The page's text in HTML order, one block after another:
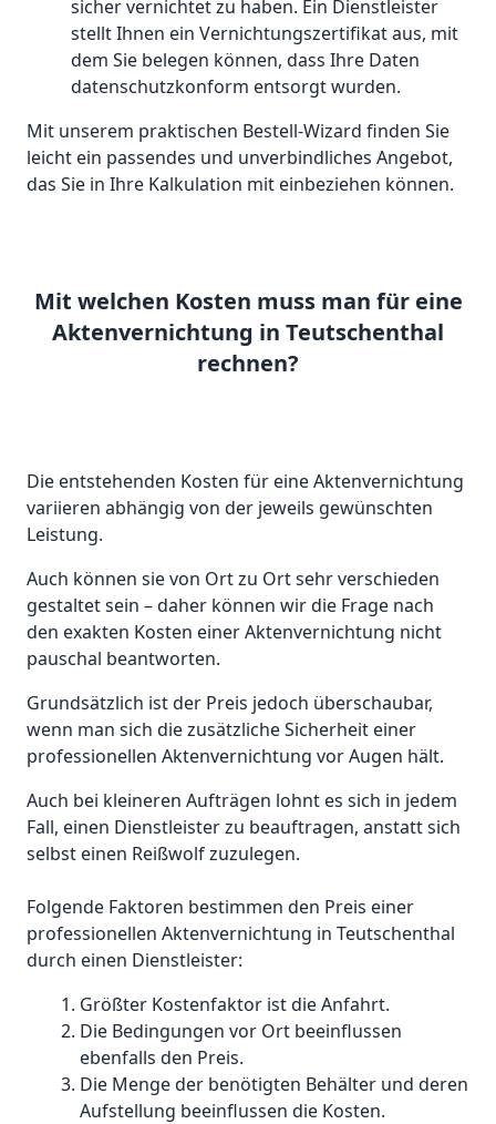
sicher vernichtet zu haben. Ein Dienstleister
stellt Ihnen ein Vernichtungszertifikat aus, mit
dem Sie belegen können, dass Ihre Daten
datenschutzkonform entsorgt wurden.
Mit unserem praktischen Bestell-Wizard finden Sie
leicht ein passendes und unverbindliches Angebot,
das Sie in Ihre Kalkulation mit einbeziehen können.
Mit welchen Kosten muss man für eine
Aktenvernichtung in Teutschenthal
rechnen?
Die entstehenden Kosten für eine Aktenvernichtung
variieren abhängig von der jeweils gewünschten
Leistung.
Auch können sie von Ort zu Ort sehr verschieden
gestaltet sein – daher können wir die Frage nach
den exakten Kosten einer Aktenvernichtung nicht
pauschal beantworten.
Grundsätzlich ist der Preis jedoch überschaubar,
wenn man sich die zusätzliche Sicherheit einer
professionellen Aktenvernichtung vor Augen hält.
Auch bei kleineren Aufträgen lohnt es sich in jedem
Fall, einen Dienstleister zu beauftragen, anstatt sich
selbst einen Reißwolf zuzulegen.
Folgende Faktoren bestimmen den Preis einer
professionellen Aktenvernichtung in Teutschenthal
durch einen Dienstleister:
Größter Kostenfaktor ist die Anfahrt.
Die Bedingungen vor Ort beeinflussen
ebenfalls den Preis.
Die Menge der benötigten Behälter und deren
Aufstellung beeinflussen die Kosten.